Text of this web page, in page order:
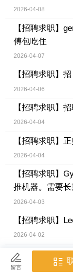
2026-04-08
【招聘求职】
傅包吃住
2026-04-07
【招聘求职】
2026-04-06
【招聘求职】
2026-04-04
【招聘求职】
2026-04-04
【招聘求职】
推机器。需要长
2026-04-03
【招聘求职】
2026-04-02
【招聘求职】
2026-04-02